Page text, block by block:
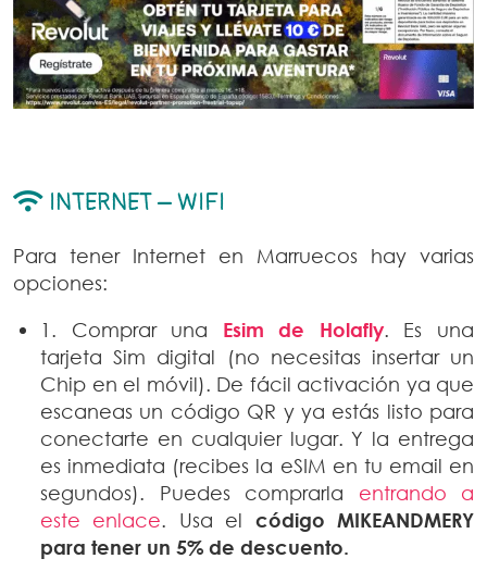
INTERNET – WIFI
Para tener Internet en Marruecos hay varias
opciones:
1. Comprar una Esim de Holafly. Es una
tarjeta Sim digital (no necesitas insertar un
Chip en el móvil). De fácil activación ya que
escaneas un código QR y ya estás listo para
conectarte en cualquier lugar. Y la entrega
es inmediata (recibes la eSIM en tu email en
segundos). Puedes comprarla entrando a
este enlace. Usa el código MIKEANDMERY
para tener un 5% de descuento.